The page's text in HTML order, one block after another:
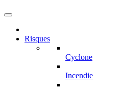
Risques
Cyclone
Incendie